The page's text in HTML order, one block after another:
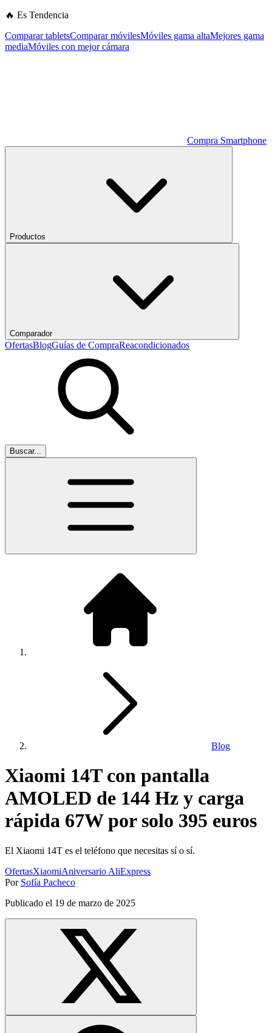
🔥 Es Tendencia
Comparar tabletsComparar móvilesMóviles gama altaMejores gama
mediaMóviles con mejor cámara
Compra Smartphone
Productos
Comparador
OfertasBlogGuías de CompraReacondicionados
Buscar...
Blog
Xiaomi 14T con pantalla
AMOLED de 144 Hz y carga
rápida 67W por solo 395 euros
El Xiaomi 14T es el teléfono que necesitas sí o sí.
OfertasXiaomiAniversario AliExpress
Por Sofía Pacheco
Publicado el 19 de marzo de 2025